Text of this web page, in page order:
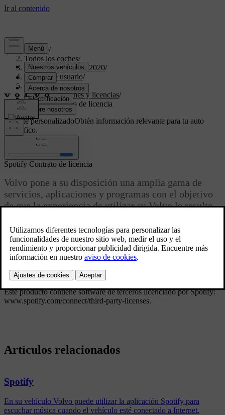
Soporte/
Todos los coches/
XC40 Twin Engine 2020/
Manual de usuario/
Su Volvo/
Homologaciones y licencias/
Spotify Contrato de licencia
Soporte personalizadoObtén información relevante para tu auto
específico.
Iniciar sesión
Actualizado 19/03/2020
Spotify Contrato de licencia
Volvo pone a su disposición una amplia gama de
servicios, aplicaciones y programas con el objetivo
de que la experiencia de utilizar su Volvo le resulte
aplicaciones y los programas son de otras empresas
y contienen software licenciado por terceros.
Spotify Contrato de licencia
Este producto contiene software de terceros licenciado por Spotify:
www.spotify.com/connect/third-party-licenses.
Artículos relacionados
Spotify
En su vehículo Volvo puede utilizar la aplicación Spotify para
escuchar música cuando el vehículo esté conectado a Internet.